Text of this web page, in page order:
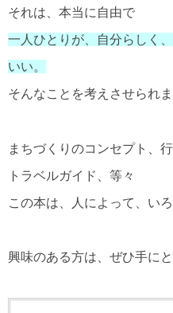
それは、本当に自由で
一人ひとりが、自分らしく
いい。
そんなことを考えさせられま
まちづくりのコンセプト、
トラベルガイド、等々
この本は、人によって、い
興味のある方は、ぜひ手に